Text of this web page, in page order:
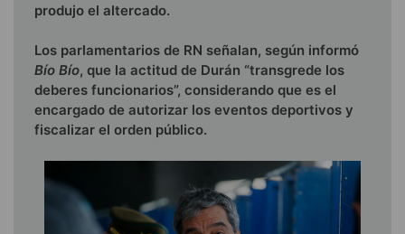
produjo el altercado.
Los parlamentarios de RN señalan, según informó
Bío Bío, que la actitud de Durán “transgrede los
deberes funcionarios”, considerando que es el
encargado de autorizar los eventos deportivos y
fiscalizar el orden público.